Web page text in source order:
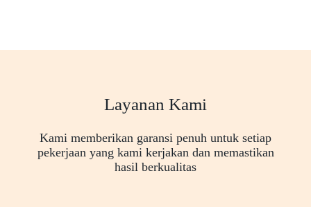
Layanan Kami
Kami memberikan garansi penuh untuk setiap
pekerjaan yang kami kerjakan dan memastikan
hasil berkualitas